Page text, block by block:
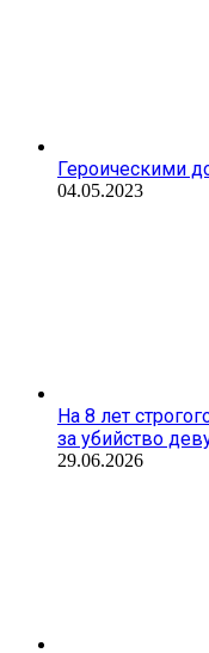
Героическими
04.05.2023
На 8 лет
за убийство
29.06.2026